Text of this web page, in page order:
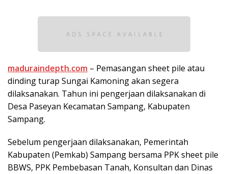
maduraindepth.com – Pemasangan sheet pile atau
dinding turap Sungai Kamoning akan segera
dilaksanakan. Tahun ini pengerjaan dilaksanakan di
Desa Paseyan Kecamatan Sampang, Kabupaten
Sampang.
Sebelum pengerjaan dilaksanakan, Pemerintah
Kabupaten (Pemkab) Sampang bersama PPK sheet pile
BBWS, PPK Pembebasan Tanah, Konsultan dan Dinas